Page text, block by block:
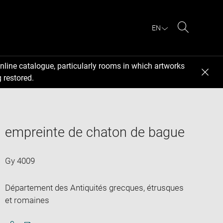
EN
catalogue, particularly rooms in which artworks
restored.
empreinte de chaton de bague
Gy 4009
Département des Antiquités grecques, étrusques
et romaines